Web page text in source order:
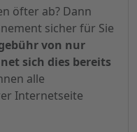
öfter ab? Dann
sicher für Sie
von nur
sich dies bereits
alle
Internetseite